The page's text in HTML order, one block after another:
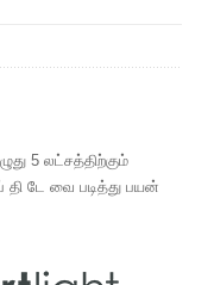
5 லட்சத்திற்கும்
டே வை படித்து பயன்